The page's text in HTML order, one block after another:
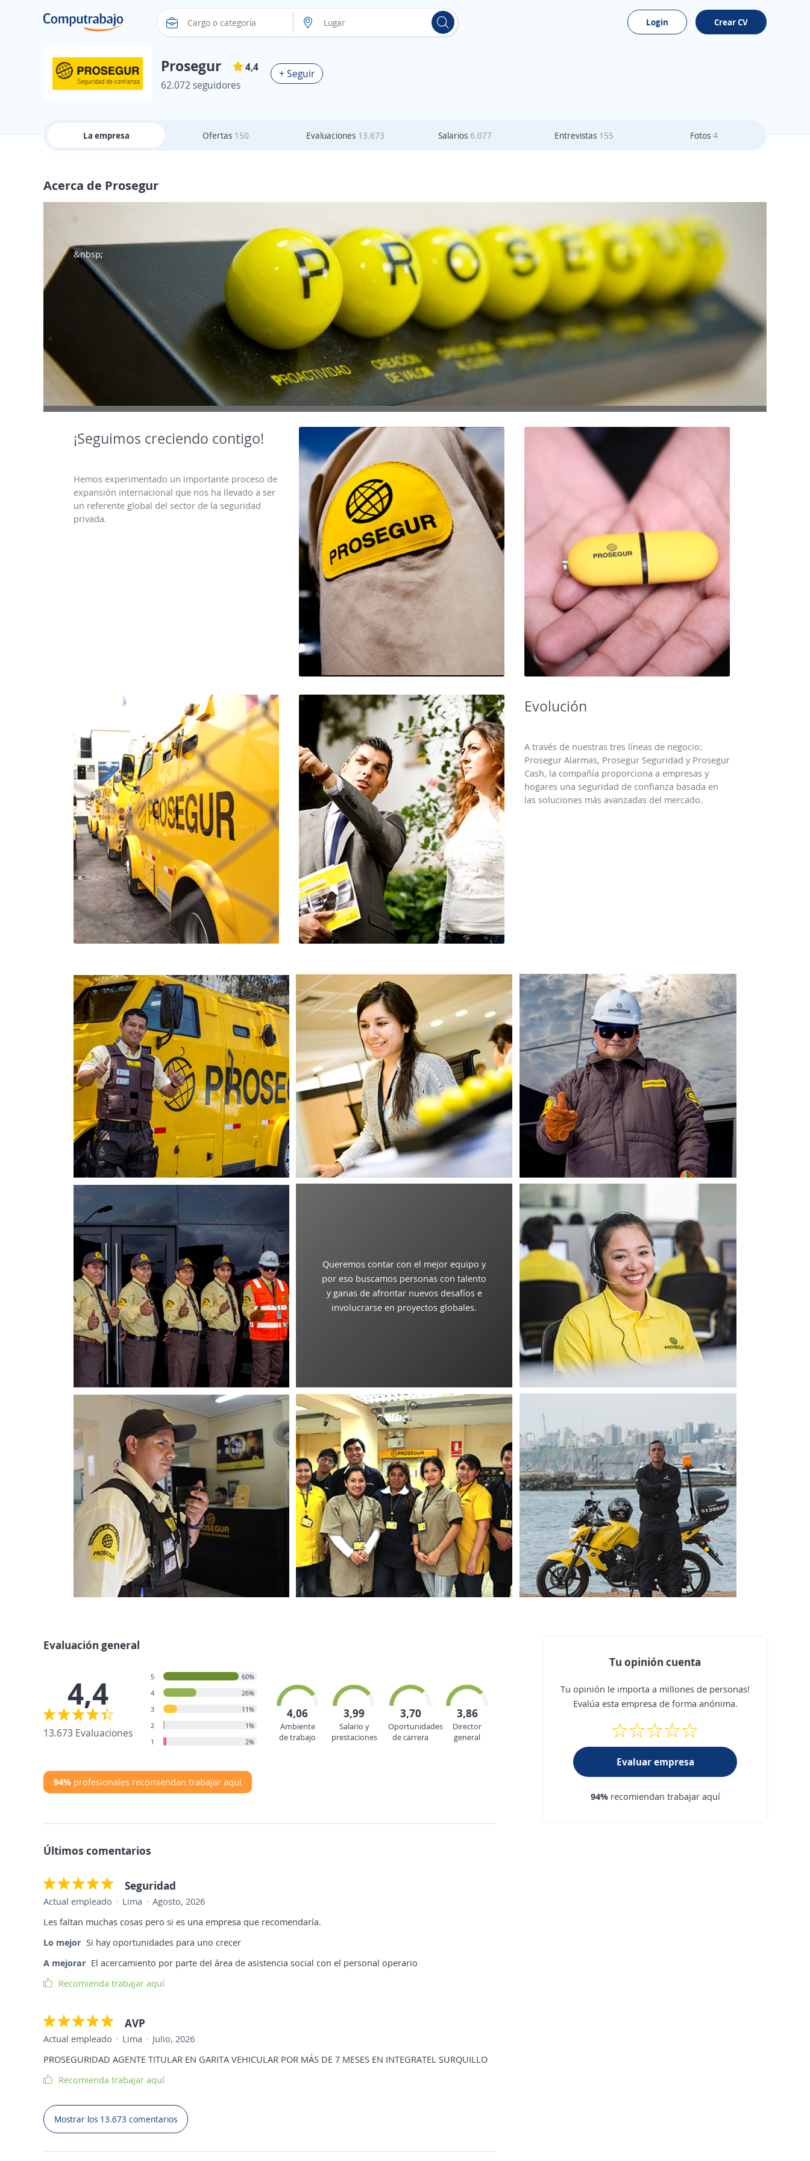
Login Crear CV
Prosegur
4,4
62.072 seguidores
+ Seguir
La empresa Ofertas 150 Evaluaciones 13.673 Salarios 6.077 Entrevistas 155 Fotos 4
Acerca de Prosegur
&nbsp;
¡Seguimos creciendo contigo!
Hemos experimentado un importante proceso de
expansión internacional que nos ha llevado a ser
un referente global del sector de la seguridad
privada.
Evolución
A través de nuestras tres líneas de negocio:
Prosegur Alarmas, Prosegur Seguridad y Prosegur
Cash, la compañía proporciona a empresas y
hogares una seguridad de confianza basada en
las soluciones más avanzadas del mercado.
Queremos contar con el mejor equipo y
por eso buscamos personas con talento
y ganas de afrontar nuevos desafíos e
involucrarse en proyectos globales.
Evaluación general
4,4
13.673 Evaluaciones
5
60%
4
26%
3
11%
2
1%
1
2%
4,06
Ambiente
de trabajo
3,99
Salario y
prestaciones
3,70
Oportunidades
de carrera
3,86
Director
general
94% profesionales recomiendan trabajar aquí
Últimos comentarios
Seguridad
Actual empleado Lima
Agosto, 2026
Les faltan muchas cosas pero si es una empresa que recomendaría.
Lo mejor Si hay oportunidades para uno crecer
A mejorar El acercamiento por parte del área de asistencia social con el personal operario
Recomienda trabajar aquí
AVP
Actual empleado Lima
Julio, 2026
PROSEGURIDAD AGENTE TITULAR EN GARITA VEHICULAR POR MÁS DE 7 MESES EN INTEGRATEL SURQUILLO
Recomienda trabajar aquí
Mostrar los 13.673 comentarios
Tu opinión cuenta
Tu opinión le importa a millones de personas!
Evalúa esta empresa de forma anónima.
Evaluar empresa
94%recomiendan trabajar aquí